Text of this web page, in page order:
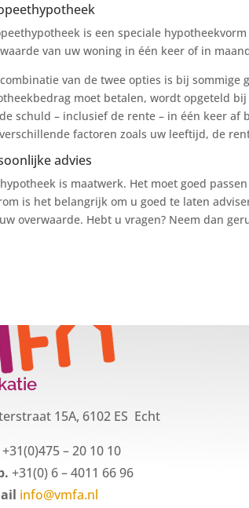
is een speciale
van uw woning in één keer of in
van de twee opties is bij
moet betalen, wordt opgeteld
schuld – inclusief de rente – in één keer
factoren zoals uw leeftijd, de
advies
is maatwerk. Het moet goed
is het belangrijk om u goed te laten
overwaarde. Hebt u vragen? Neem dan
15A, 6102 ES Echt
+31(0)475 – 20 10 10
+31(0) 6 – 4011 66 96
info@vmfa.nl